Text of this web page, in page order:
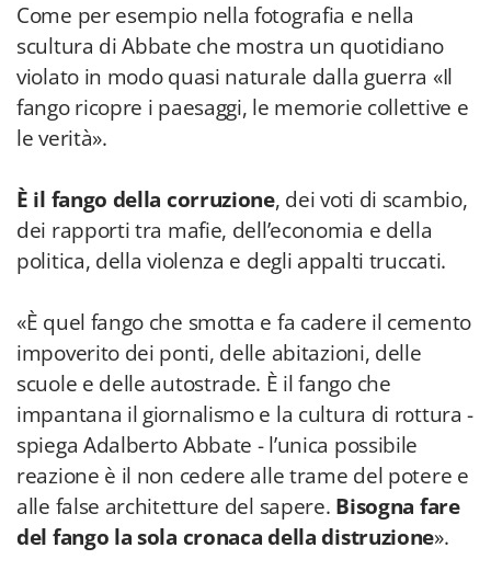
Come per esempio nella fotografia e nella
scultura di Abbate che mostra un quotidiano
violato in modo quasi naturale dalla guerra «Il
fango ricopre i paesaggi, le memorie collettive e
le verità».
È il fango della corruzione, dei voti di scambio,
dei rapporti tra mafie, dell’economia e della
politica, della violenza e degli appalti truccati.
«È quel fango che smotta e fa cadere il cemento
impoverito dei ponti, delle abitazioni, delle
scuole e delle autostrade. È il fango che
impantana il giornalismo e la cultura di rottura -
spiega Adalberto Abbate - l’unica possibile
reazione è il non cedere alle trame del potere e
alle false architetture del sapere. Bisogna fare
del fango la sola cronaca della distruzione».